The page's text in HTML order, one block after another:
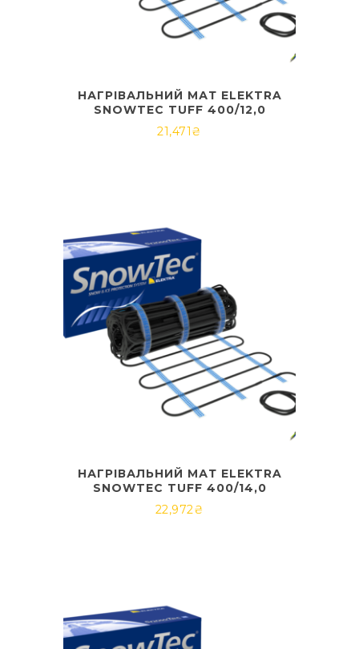
НАГРІВАЛЬНИЙ МАТ ELEKTRA
SNOWTEC TUFF 400/12,0
21,471₴
НАГРІВАЛЬНИЙ МАТ ELEKTRA
SNOWTEC TUFF 400/14,0
22,972₴